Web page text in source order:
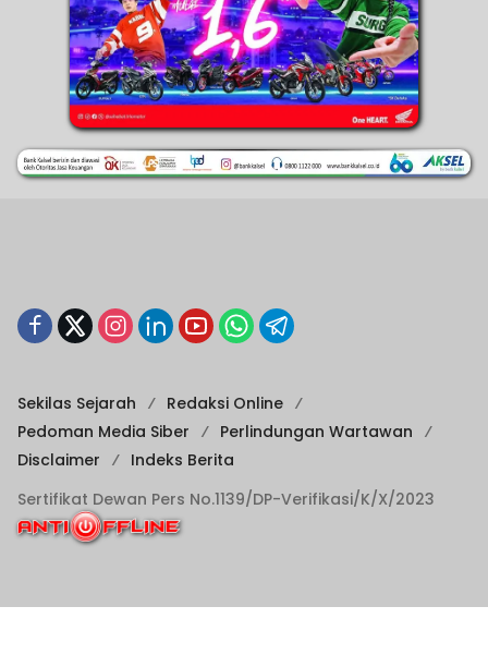
Sekilas Sejarah
Redaksi Online
Pedoman Media Siber
Perlindungan Wartawan
Disclaimer
Indeks Berita
Sertifikat Dewan Pers No.1139/DP-Verifikasi/K/X/2023